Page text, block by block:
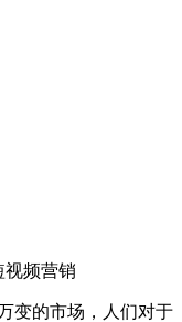
视频营销
的市场，人们对于